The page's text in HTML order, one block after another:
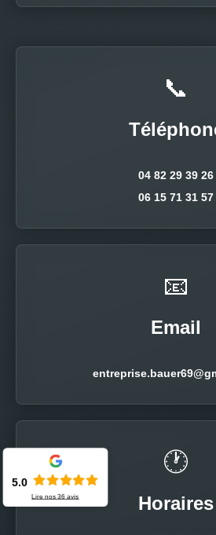
📞
04 82 29 39 26
06 15 71 31 57
📧
Email
🕐
Horaires
5.0
Lire nos36 avis